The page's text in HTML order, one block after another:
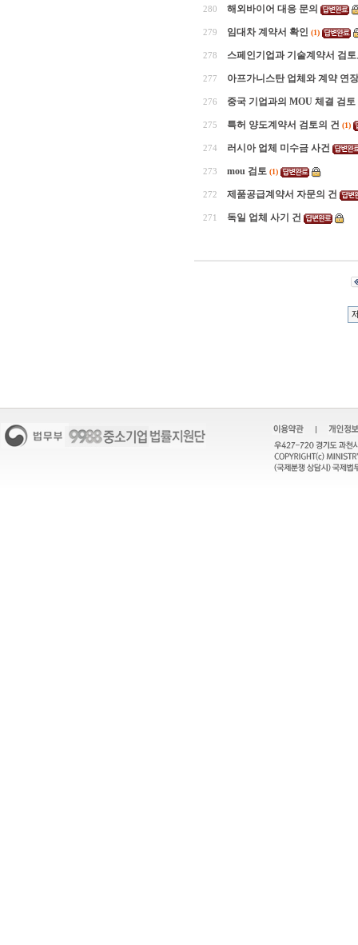
280 해외바이어 대응 문의
279 임대차 계약서 확인 (1)
278 스페인기업과 기술계약서 검
277 아프가니스탄 업체와 계약 연장
276 중국 기업과의 MOU 체결 검토
275 특허 양도계약서 검토의 건 (1)
274 러시아 업체 미수금 사건
273 mou 검토 (1)
272 제품공급계약서 자문의 건
271 독일 업체 사기 건